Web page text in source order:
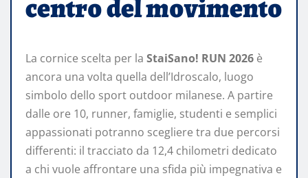
centro del movimento
La cornice scelta per la StaiSano! RUN 2026 è
ancora una volta quella dell’Idroscalo, luogo
simbolo dello sport outdoor milanese. A partire
dalle ore 10, runner, famiglie, studenti e semplici
appassionati potranno scegliere tra due percorsi
differenti: il tracciato da 12,4 chilometri dedicato
a chi vuole affrontare una sfida più impegnativa e